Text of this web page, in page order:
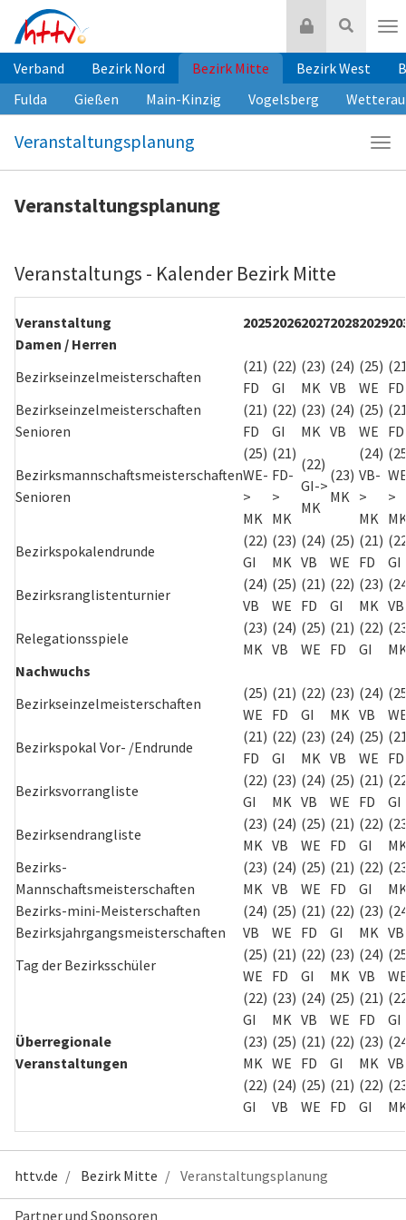
Inhalt
springen
Suche
Login
Verband Bezirk Nord Bezirk Mitte Bezirk West
Fulda
Gießen Main-Kinzig Vogelsberg Wetterau
Veranstaltungsplanung
Veranstaltungsplanung
Veranstaltungs - Kalender Bezirk Mitte
Veranstaltung 20252026202720282029
Damen / Herren
Bezirkseinzelmeisterschaften
(21)
FD
(22)
GI
(23)
MK
(24)
VB
(25)
WE FD
Bezirkseinzelmeisterschaften
Senioren
(21)
FD
(22)
GI
(23)
MK
(24)
VB
(25)
WE FD
Bezirksmannschaftsmeisterschaften
Senioren
(25)
WE-
>
MK
(21)
FD-
>
MK
(22)
GI->
MK
(23)
MK
(24)
VB-
>
MK
>
Bezirkspokalendrunde
(22)
GI
(23)
MK
(24)
VB
(25)
WE
(21)
FD
GI
Bezirksranglistenturnier
(24)
VB
(25)
WE
(21)
FD
(22)
GI
(23)
MK VB
Relegationsspiele
(23)
MK
(24)
VB
(25)
WE
(21)
FD
(22)
GI
Nachwuchs
Bezirkseinzelmeisterschaften
(25)
WE
(21)
FD
(22)
GI
(23)
MK
(24)
VB
Bezirkspokal Vor- /Endrunde
(21)
FD
(22)
GI
(23)
MK
(24)
VB
(25)
WE FD
Bezirksvorrangliste
(22)
GI
(23)
MK
(24)
VB
(25)
WE
(21)
FD
GI
Bezirksendrangliste
(23)
MK
(24)
VB
(25)
WE
(21)
FD
(22)
GI
Bezirks-
Mannschaftsmeisterschaften
(23)
MK
(24)
VB
(25)
WE
(21)
FD
(22)
GI
Bezirks-mini-Meisterschaften
Bezirksjahrgangsmeisterschaften
(24)
VB
(25)
WE
(21)
FD
(22)
GI
(23)
MK VB
Tag der Bezirksschüler
(25)
WE
(21)
FD
(22)
GI
(23)
MK
(24)
VB
Überregionale
Veranstaltungen
(22)
GI
(23)
MK
(24)
VB
(25)
WE
(21)
FD
GI
(23)
MK
(25)
WE
(21)
FD
(22)
GI
(23)
MK VB
(22)
GI
(24)
VB
(25)
WE
(21)
FD
(22)
GI
httv.de Bezirk Mitte Veranstaltungsplanung
Partner und Sponsoren